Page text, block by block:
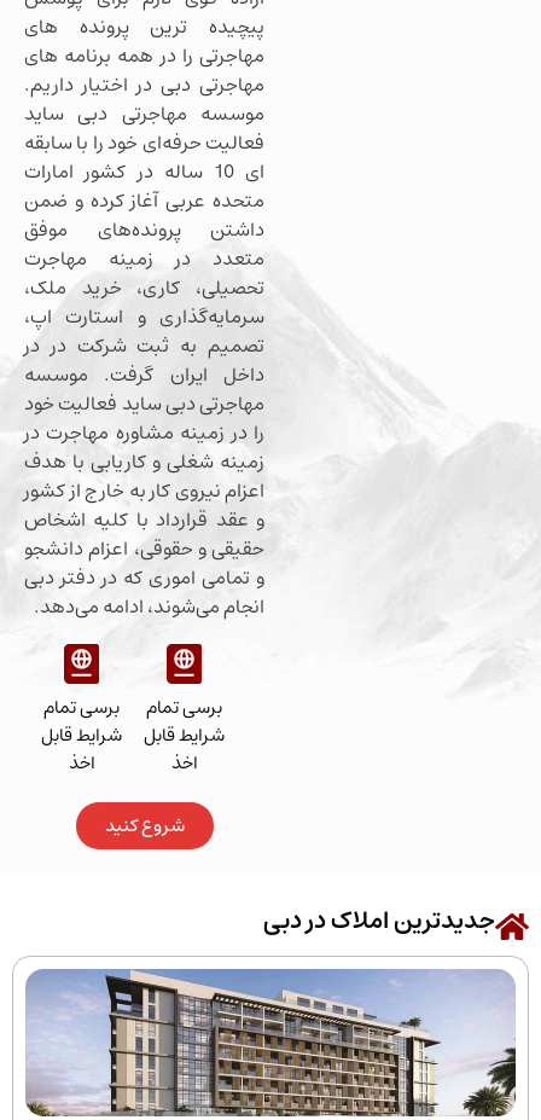
پیچیده ترین پرونده های
مهاجرتی را در همه برنامه های
مهاجرتی دبی در اختیار داریم.
موسسه مهاجرتی دبی ساید
فعالیت حرفه‌ای خود را با سابقه
ای 10 ساله در کشور امارات
متحده عربی آغاز کرده و ضمن
داشتن پرونده‌های موفق
متعدد در زمینه مهاجرت
تحصیلی، کاری، خرید ملک،
سرمایه‌گذاری و استارت اپ،
تصمیم به ثبت شرکت در در
داخل ایران گرفت. موسسه
مهاجرتی دبی ساید فعالیت خود
را در زمینه مشاوره مهاجرت در
زمینه شغلی و کاریابی با هدف
اعزام نیروی کار به خارج از کشور
و عقد قرارداد با کلیه اشخاص
حقیقی و حقوقی، اعزام دانشجو
و تمامی اموری که در دفتر دبی
انجام می‌شوند، ادامه می‌دهد.
برسی تمام
شرایط قابل
اخذ
شروع کنید
املاک در دبی